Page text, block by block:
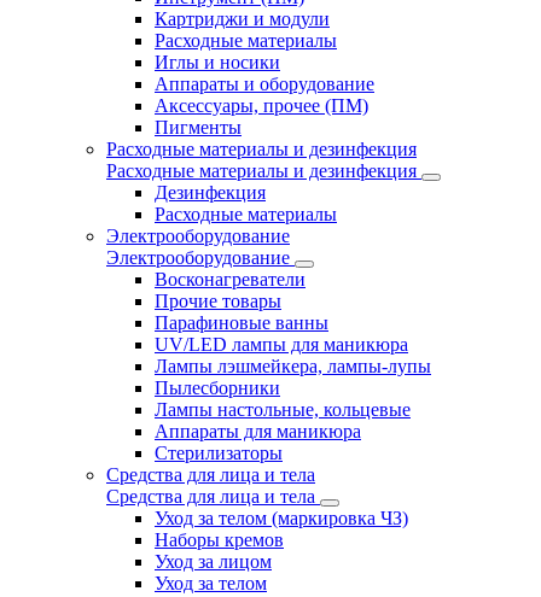
Картриджи и модули
Расходные материалы
Иглы и носики
Аппараты и оборудование
Аксессуары, прочее (ПМ)
Пигменты
Расходные материалы и дезинфекция
Расходные материалы и дезинфекция
Дезинфекция
Расходные материалы
Электрооборудование
Электрооборудование
Восконагреватели
Прочие товары
Парафиновые ванны
UV/LED лампы для маникюра
Лампы лэшмейкера, лампы-лупы
Пылесборники
Лампы настольные, кольцевые
Аппараты для маникюра
Стерилизаторы
Средства для лица и тела
Средства для лица и тела
Уход за телом (маркировка ЧЗ)
Наборы кремов
Уход за лицом
Уход за телом